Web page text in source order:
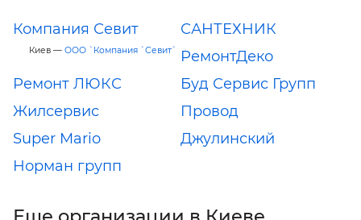
Компания Севит
Киев — ООО `Компания `Севит`
САНТЕХНИК
РемонтДеко
Ремонт ЛЮКС
Буд Сервис Групп
Жилсервис
Провод
Super Mario
Джулинский
Норман групп